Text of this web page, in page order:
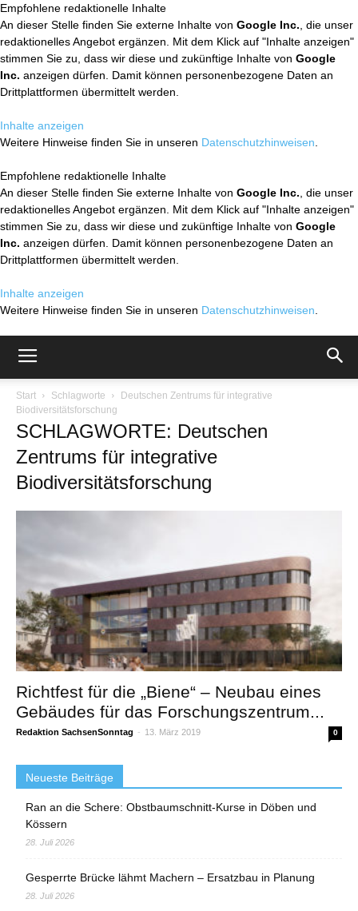
Empfohlene redaktionelle Inhalte
An dieser Stelle finden Sie externe Inhalte von Google Inc. , die unser
redaktionelles Angebot ergänzen. Mit dem Klick auf "Inhalte anzeigen"
stimmen Sie zu, dass wir diese und zukünftige Inhalte von Google
Inc. anzeigen dürfen. Damit können personenbezogene Daten an
Drittplattformen übermittelt werden.
Inhalte anzeigen
Weitere Hinweise finden Sie in unseren Datenschutzhinweisen
Empfohlene redaktionelle Inhalte
An dieser Stelle finden Sie externe Inhalte von Google Inc. , die unser
redaktionelles Angebot ergänzen. Mit dem Klick auf "Inhalte anzeigen"
stimmen Sie zu, dass wir diese und zukünftige Inhalte von Google
Inc. anzeigen dürfen. Damit können personenbezogene Daten an
Drittplattformen übermittelt werden.
Inhalte anzeigen
Weitere Hinweise finden Sie in unseren Datenschutzhinweisen
Start Schlagworte
Deutschen Zentrums für integrative
Biodiversitätsforschung
SCHLAGWORTE: Deutschen
Zentrums für integrative
Biodiversitätsforschung
Richtfest für die „Biene“ – Neubau eines
Gebäudes für das Forschungszentrum...
Redaktion SachsenSonntag - 13. März 2019 0
Neueste Beiträge
Ran an die Schere: Obstbaumschnitt-Kurse in Döben und
Kössern
28. Juli 2026
Gesperrte Brücke lähmt Machern – Ersatzbau in Planung
28. Juli 2026